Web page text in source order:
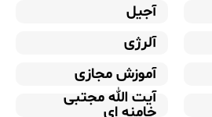
آجیل
آلرژی
آموزش مجازی
آیت الله مجتبی
خامنه ای